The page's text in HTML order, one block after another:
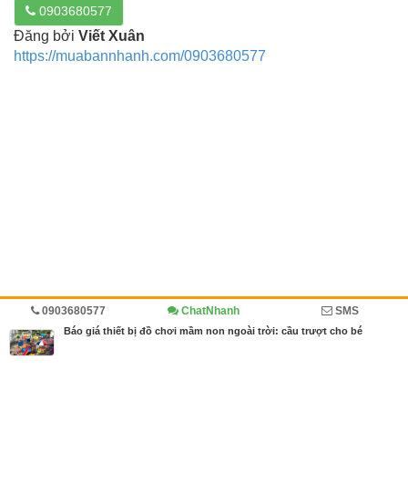
0903680577
Đăng bởi Viết Xuân
https://muabannhanh.com/0903680577
Trang chủ Kinh doanh Diễn đàn Cẩm nang mua bán
0903680577 ChatNhanh SMS
Báo giá thiết bị đồ chơi mầm non ngoài trời: cầu trượt cho bé